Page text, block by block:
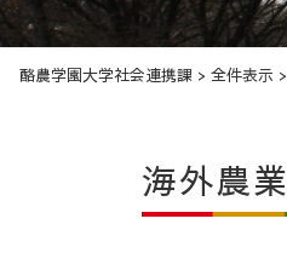
酪農学園大学社会連携課 > 全件表示 >
海外農